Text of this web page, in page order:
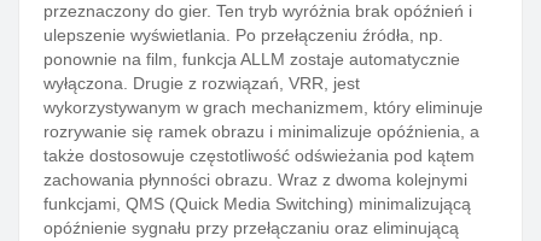
przeznaczony do gier. Ten tryb wyróżnia brak opóźnień i
ulepszenie wyświetlania. Po przełączeniu źródła, np.
ponownie na film, funkcja ALLM zostaje automatycznie
wyłączona. Drugie z rozwiązań, VRR, jest
wykorzystywanym w grach mechanizmem, który eliminuje
rozrywanie się ramek obrazu i minimalizuje opóźnienia, a
także dostosowuje częstotliwość odświeżania pod kątem
zachowania płynności obrazu. Wraz z dwoma kolejnymi
funkcjami, QMS (Quick Media Switching) minimalizującą
opóźnienie sygnału przy przełączaniu oraz eliminującą